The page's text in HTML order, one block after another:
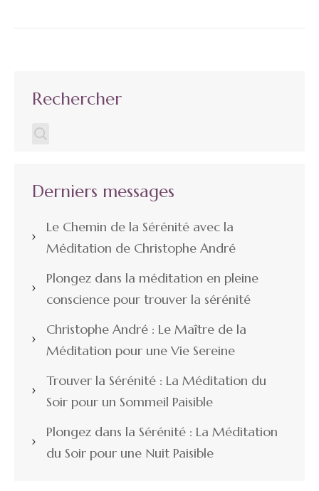
Rechercher
Derniers messages
Le Chemin de la Sérénité avec la
Méditation de Christophe André
Plongez dans la méditation en pleine
conscience pour trouver la sérénité
Christophe André : Le Maître de la
Méditation pour une Vie Sereine
Trouver la Sérénité : La Méditation du
Soir pour un Sommeil Paisible
Plongez dans la Sérénité : La Méditation
du Soir pour une Nuit Paisible